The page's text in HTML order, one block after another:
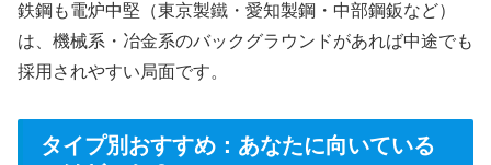
鉄鋼も電炉中堅（東京製鐵・愛知製鋼・中部鋼鈑など）
は、機械系・冶金系のバックグラウンドがあれば中途でも
採用されやすい局面です。
タイプ別おすすめ：あなたに向いている